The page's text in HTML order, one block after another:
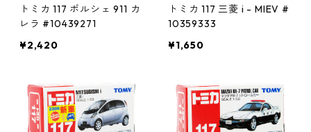
トミカ 117 ポルシェ 911 カ
レラ #10439271
¥2,420
トミカ 117 三菱 i - MIEV #
10359333
¥1,650